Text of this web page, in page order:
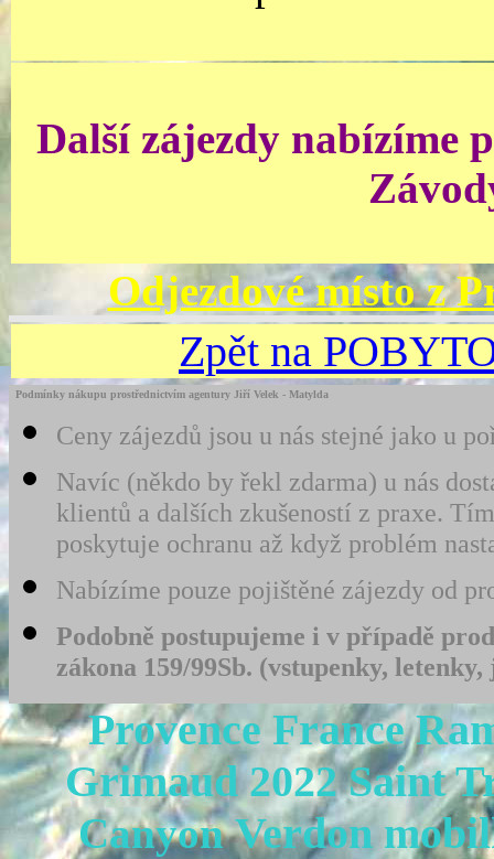
Další zájezdy nabízíme
Odjezdové místo z
Zpět na
Podmínky nákupu prostřednictvím agentury Jiří Velek - Matylda
Ceny zájezdů jsou u nás stejné jako u
Navíc (někdo by řekl zdarma) u nás
klientů a dalších zkušeností z praxe.
poskytuje ochranu až když problém
Nabízíme pouze pojištěné zájezdy od
Podobně postupujeme i v případě
zákona 159/99Sb. (vstupenky,
Provence France
Grimaud 2022 Saint
CanyonVerdon